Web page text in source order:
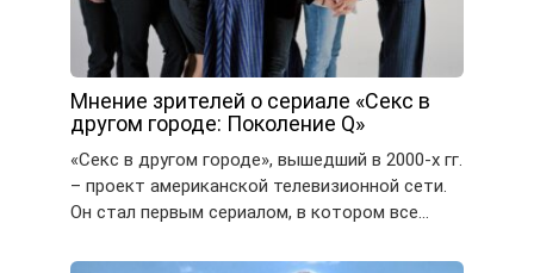
Мнение зрителей о сериале «Секс в
другом городе: Поколение Q»
«Секс в другом городе», вышедший в 2000-х гг.
– проект американской телевизионной сети.
Он стал первым сериалом, в котором все…